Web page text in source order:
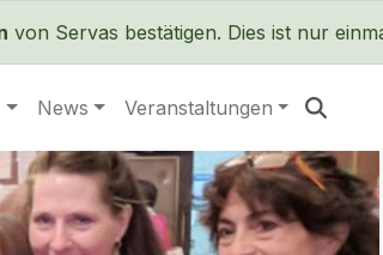
von Servas bestätigen. Dies ist nur
News Veranstaltungen